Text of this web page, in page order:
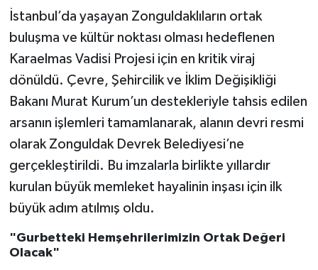
İstanbul’da yaşayan Zonguldaklıların ortak
buluşma ve kültür noktası olması hedeflenen
Karaelmas Vadisi Projesi için en kritik viraj
dönüldü. Çevre, Şehircilik ve İklim Değişikliği
Bakanı Murat Kurum’un destekleriyle tahsis edilen
arsanın işlemleri tamamlanarak, alanın devri resmi
olarak Zonguldak Devrek Belediyesi’ne
gerçekleştirildi. Bu imzalarla birlikte yıllardır
kurulan büyük memleket hayalinin inşası için ilk
büyük adım atılmış oldu.
"Gurbetteki Hemşehrilerimizin Ortak Değeri
Olacak"
Gökçebey
İş ilanı
Kilimli
MAGAZİN
Politika